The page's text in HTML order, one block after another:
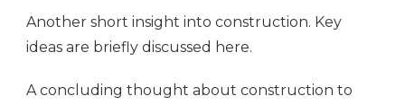
Another short insight into construction. Key
ideas are briefly discussed here.
A concluding thought about construction to